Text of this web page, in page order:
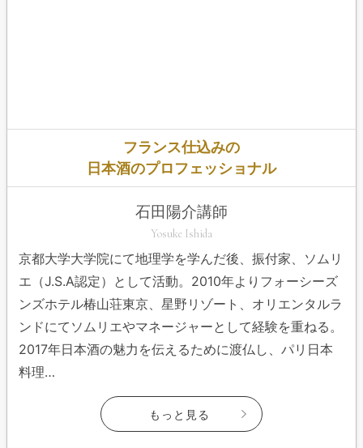
フランス仕込みの
日本酒のプロフェッショナル
石田陽介講師
Yosuke Ishida
京都大学大学院にて地理学を学んだ後、振付家、ソムリ
エ（J.S.A認定）として活動。2010年よりフォーシーズ
ンズホテル椿山荘東京、星野リゾート、オリエンタルラ
ンドにてソムリエやマネージャーとして経験を重ねる。
2017年日本酒の魅力を伝えるために渡仏し、パリ日本
料理…
もっと見る